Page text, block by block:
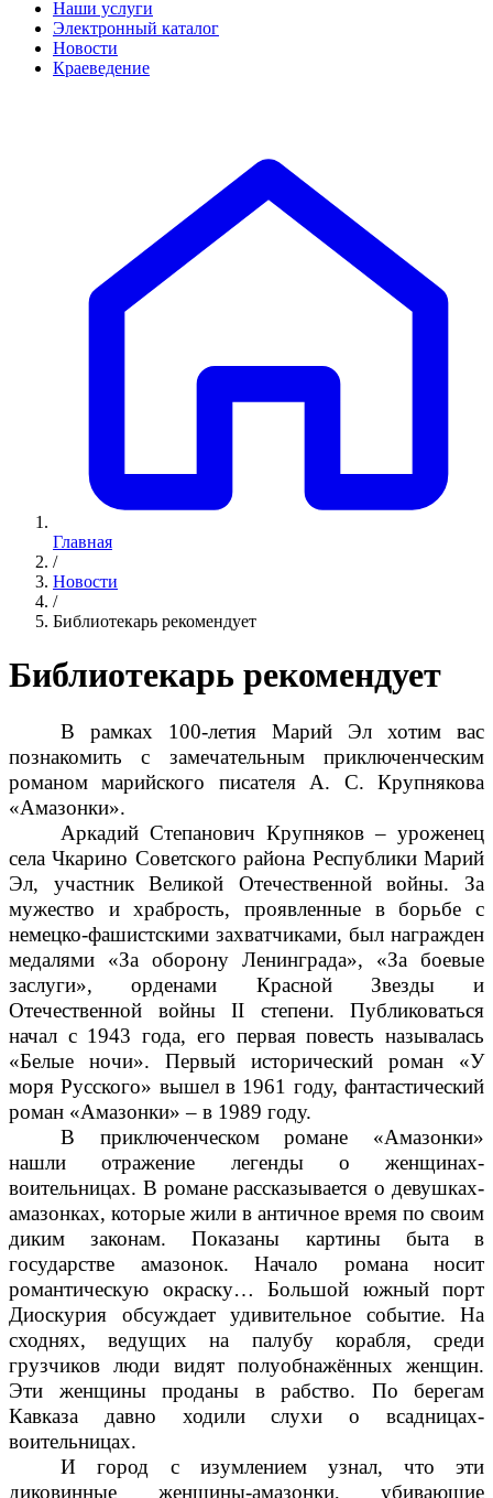
Наши услуги
Электронный каталог
Новости
Краеведение
Главная
/
Новости
/
Библиотекарь рекомендует
Библиотекарь рекомендует
В рамках 100-летия Марий Эл хотим вас
познакомить с замечательным приключенческим
романом марийского писателя А. С. Крупнякова
«Амазонки».
Аркадий Степанович Крупняков – уроженец
села Чкарино Советского района Республики Марий
Эл, участник Великой Отечественной войны. За
мужество и храбрость, проявленные в борьбе с
немецко-фашистскими захватчиками, был награжден
медалями «За оборону Ленинграда», «За боевые
заслуги», орденами Красной Звезды и
Отечественной войны II степени. Публиковаться
начал с 1943 года, его первая повесть называлась
«Белые ночи». Первый исторический роман «У
моря Русского» вышел в 1961 году, фантастический
роман «Амазонки» – в 1989 году.
В приключенческом романе «Амазонки»
нашли отражение легенды о женщинах-
воительницах. В романе рассказывается о девушках-
амазонках, которые жили в античное время по своим
диким законам. Показаны картины быта в
государстве амазонок. Начало романа носит
романтическую окраску… Большой южный порт
Диоскурия обсуждает удивительное событие. На
сходнях, ведущих на палубу корабля, среди
грузчиков люди видят полуобнажённых женщин.
Эти женщины проданы в рабство. По берегам
Кавказа давно ходили слухи о всадницах-
воительницах.
И город с изумлением узнал, что эти
диковинные женщины-амазонки, убивающие